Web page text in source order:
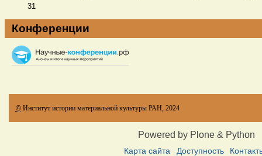
31
Конференции
© Институт истории материальной культуры РАН, 2024
Powered by Plone & Python
Карта сайта Доступность